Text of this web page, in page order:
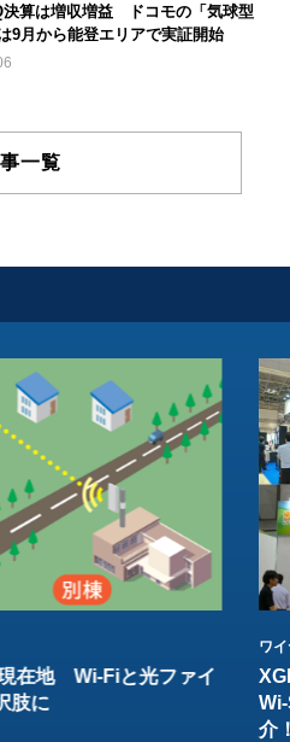
決算は増収増益 ドコモの「気球型
9月から能登エリアで実証開始
一覧
在地 Wi-Fiと光ファイ
肢に
ワ
介